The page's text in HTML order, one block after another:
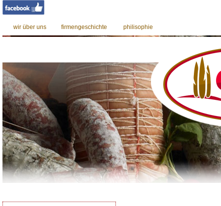
wir über uns firmengeschichte philisophie
0